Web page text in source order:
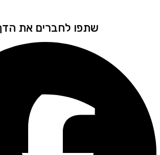
שתפו לחברים את הדף!